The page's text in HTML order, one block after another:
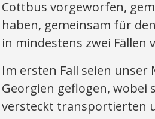
Cottbus vorgeworfen,
haben, gemeinsam für
in mindestens zwei Fällen
Im ersten Fall seien
Georgien geflogen, wobei
versteckt transportierten